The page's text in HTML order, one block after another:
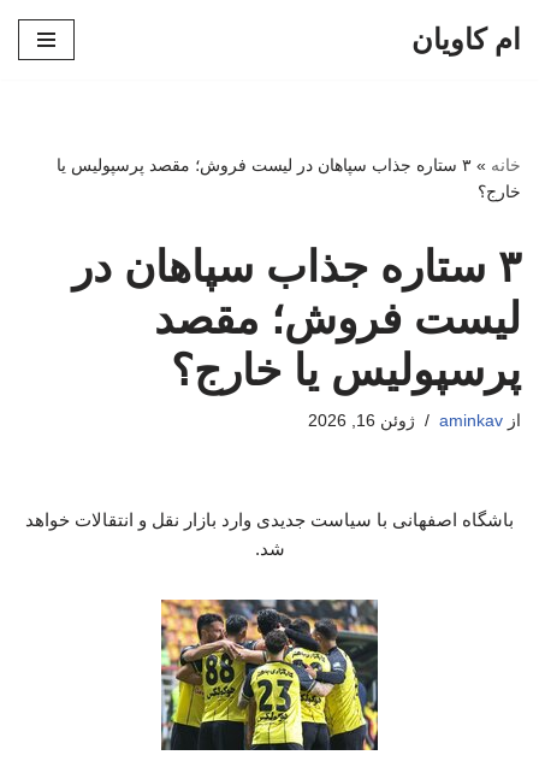
ام کاویان
خانه »
۳ ستاره جذاب سپاهان در لیست فروش؛ مقصد پرسپولیس یا
خارج؟
۳ ستاره جذاب سپاهان در
لیست فروش؛ مقصد
پرسپولیس یا خارج؟
از aminkav ژوئن 16, 2026
باشگاه اصفهانی با سیاست جدیدی وارد بازار نقل و انتقالات خواهد
شد.